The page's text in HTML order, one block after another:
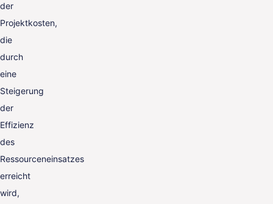
der
Projektkosten,
die
durch
eine
Steigerung
der
Effizienz
des
Ressourceneinsatzes
erreicht
wird,